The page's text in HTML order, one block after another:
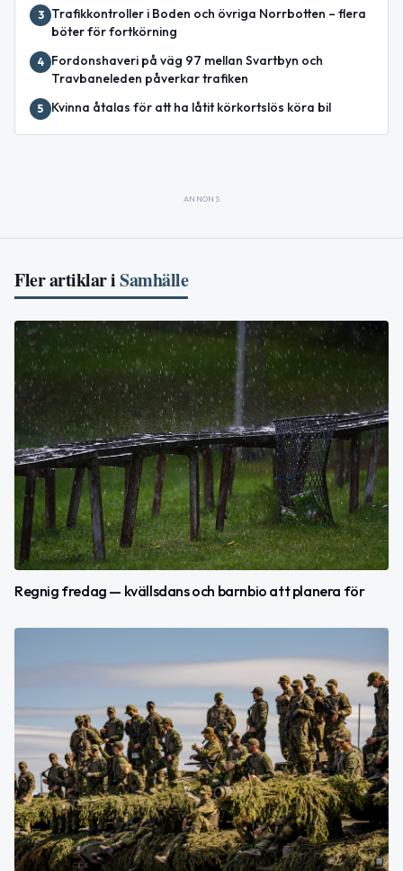
3
Trafikkontroller i Boden och övriga Norrbotten – flera
böter för fortkörning
4
Fordonshaveri på väg 97 mellan Svartbyn och
Travbaneleden påverkar trafiken
5 Kvinna åtalas för att ha låtit körkortslös köra bil
ANNONS
Fler artiklar iSamhälle
Regnig fredag — kvällsdans och barnbio att planera för